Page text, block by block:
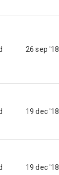
26 sep '18
19 dec '18
19 dec '18